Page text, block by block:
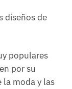
diseños de
populares
por su
la moda y las